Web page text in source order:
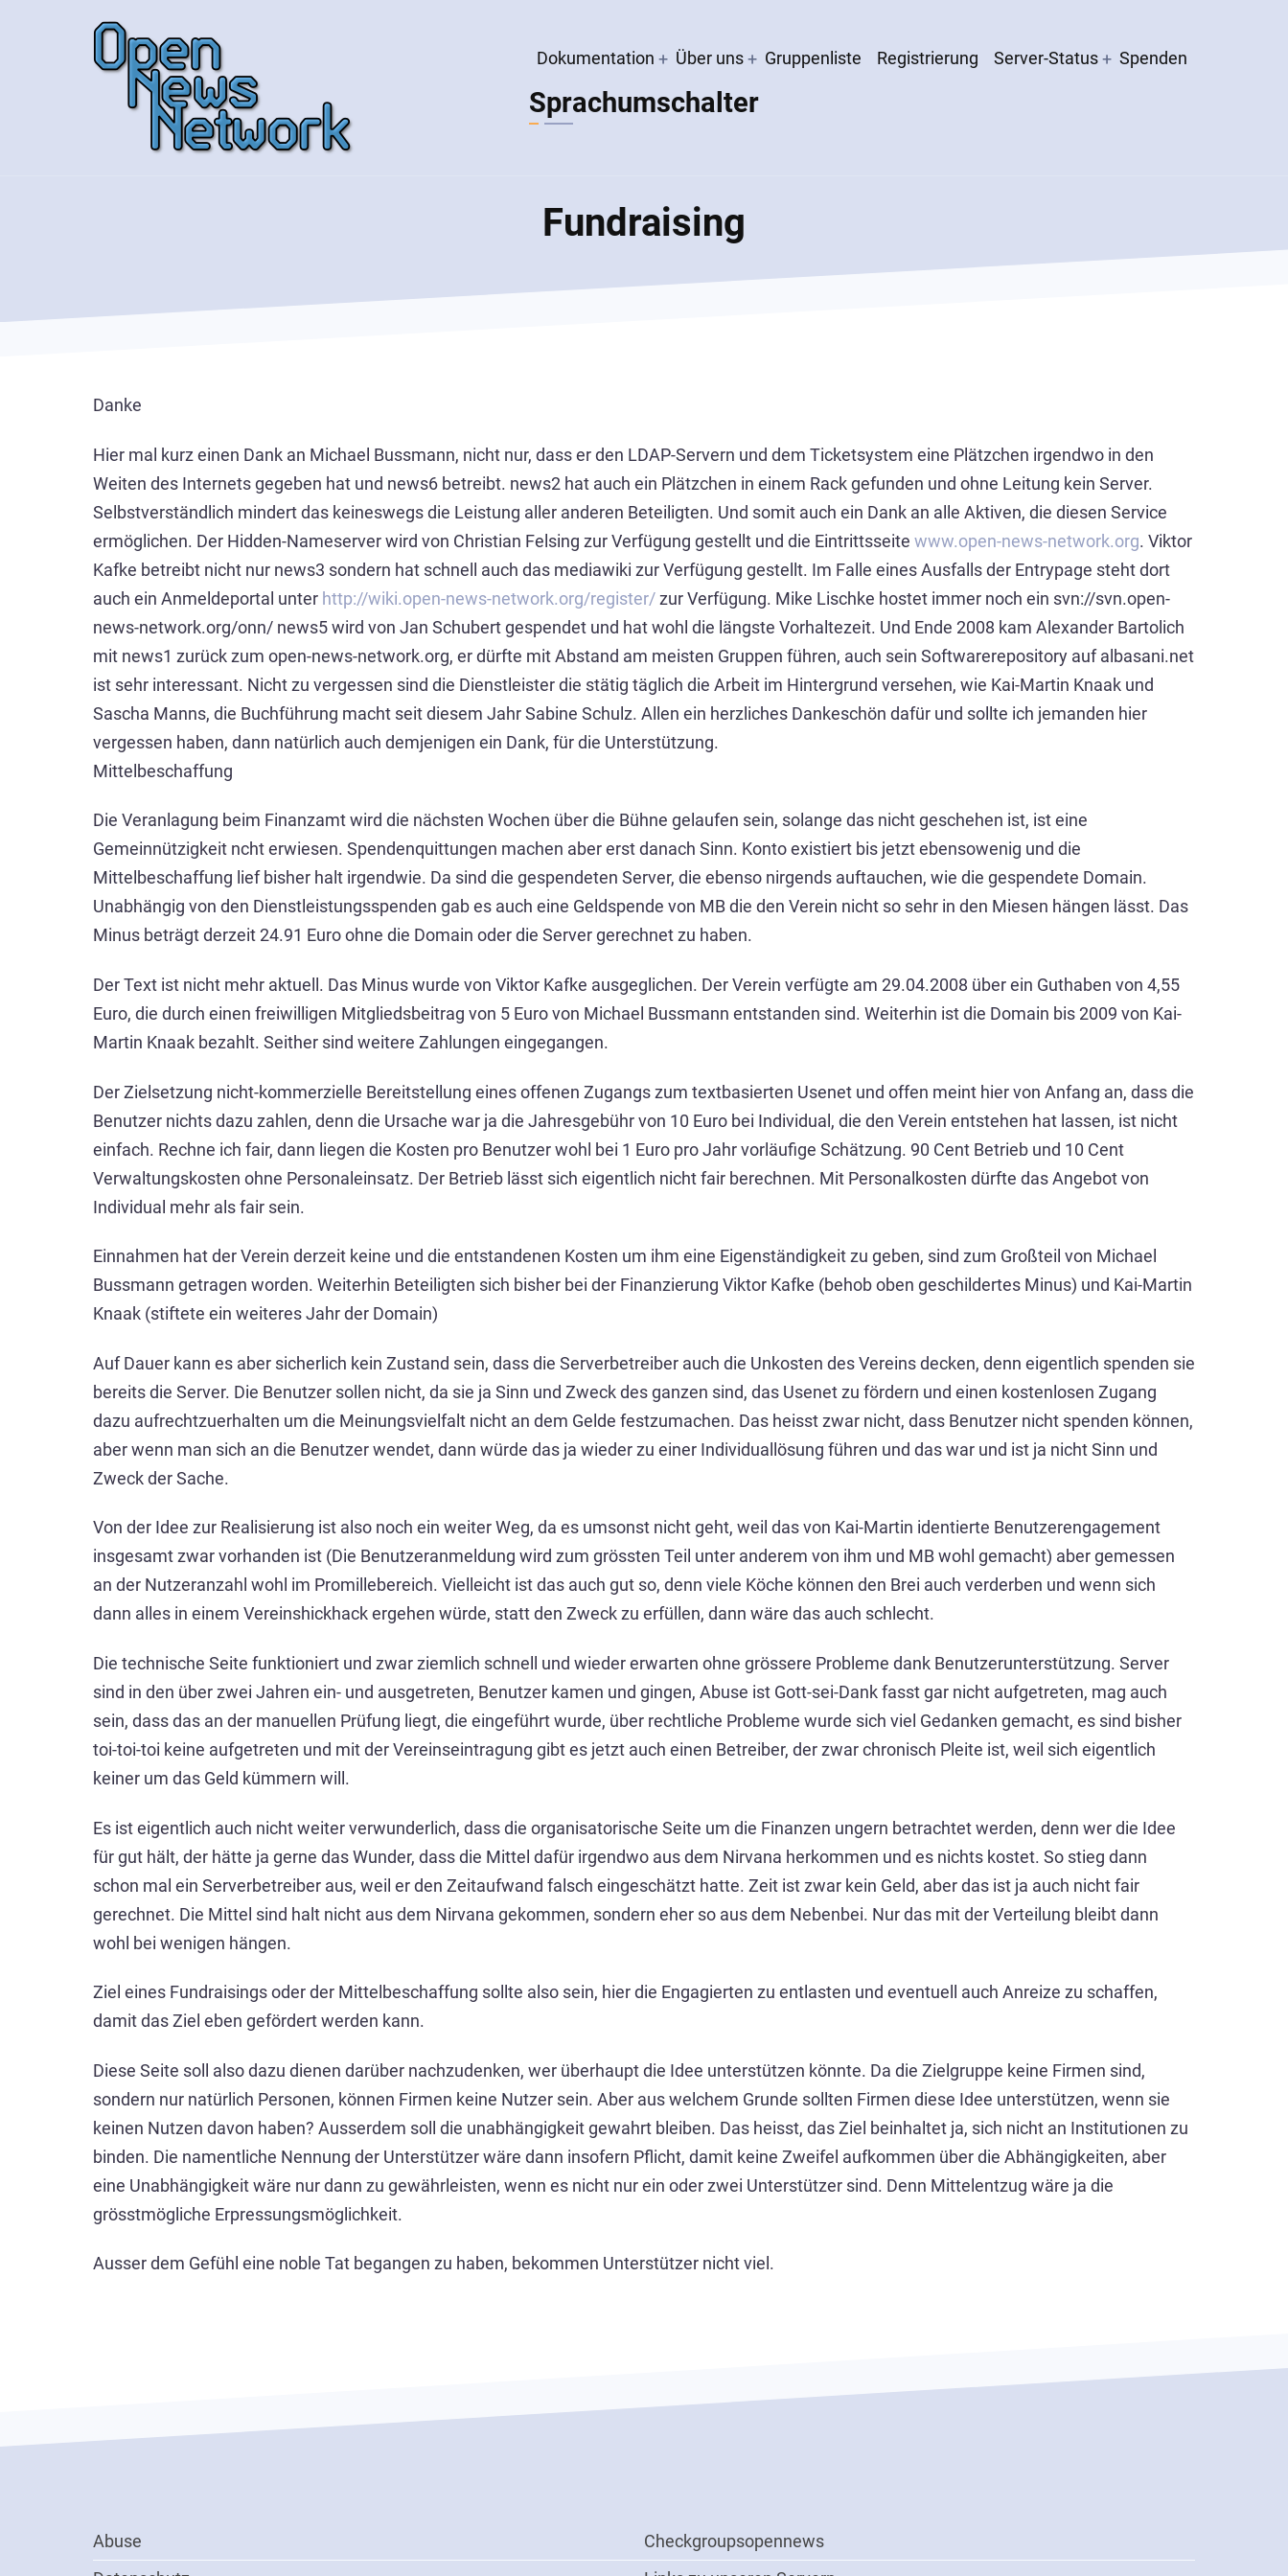
Hauptnavigation
Dokumentation Über uns Gruppenliste Registrierung Server-Status Spenden
Sprachumschalter
Fundraising
Danke
Hier mal kurz einen Dank an Michael Bussmann, nicht nur, dass er den LDAP-Servern und dem Ticketsystem eine Plätzchen irgendwo in den
Weiten des Internets gegeben hat und news6 betreibt. news2 hat auch ein Plätzchen in einem Rack gefunden und ohne Leitung kein Server.
Selbstverständlich mindert das keineswegs die Leistung aller anderen Beteiligten. Und somit auch ein Dank an alle Aktiven, die diesen Service
ermöglichen. Der Hidden-Nameserver wird von Christian Felsing zur Verfügung gestellt und die Eintrittsseite www.open-news-network.org. Viktor
Kafke betreibt nicht nur news3 sondern hat schnell auch das mediawiki zur Verfügung gestellt. Im Falle eines Ausfalls der Entrypage steht dort
auch ein Anmeldeportal unter http://wiki.open-news-network.org/register/zur Verfügung. Mike Lischke hostet immer noch ein svn://svn.open-
news-network.org/onn/ news5 wird von Jan Schubert gespendet und hat wohl die längste Vorhaltezeit. Und Ende 2008 kam Alexander Bartolich
mit news1 zurück zum open-news-network.org, er dürfte mit Abstand am meisten Gruppen führen, auch sein Softwarerepository auf albasani.net
ist sehr interessant. Nicht zu vergessen sind die Dienstleister die stätig täglich die Arbeit im Hintergrund versehen, wie Kai-Martin Knaak und
Sascha Manns, die Buchführung macht seit diesem Jahr Sabine Schulz. Allen ein herzliches Dankeschön dafür und sollte ich jemanden hier
vergessen haben, dann natürlich auch demjenigen ein Dank, für die Unterstützung.
Mittelbeschaffung
Die Veranlagung beim Finanzamt wird die nächsten Wochen über die Bühne gelaufen sein, solange das nicht geschehen ist, ist eine
Gemeinnützigkeit ncht erwiesen. Spendenquittungen machen aber erst danach Sinn. Konto existiert bis jetzt ebensowenig und die
Mittelbeschaffung lief bisher halt irgendwie. Da sind die gespendeten Server, die ebenso nirgends auftauchen, wie die gespendete Domain.
Unabhängig von den Dienstleistungsspenden gab es auch eine Geldspende von MB die den Verein nicht so sehr in den Miesen hängen lässt. Das
Minus beträgt derzeit 24.91 Euro ohne die Domain oder die Server gerechnet zu haben.
Der Text ist nicht mehr aktuell. Das Minus wurde von Viktor Kafke ausgeglichen. Der Verein verfügte am 29.04.2008 über ein Guthaben von 4,55
Euro, die durch einen freiwilligen Mitgliedsbeitrag von 5 Euro von Michael Bussmann entstanden sind. Weiterhin ist die Domain bis 2009 von Kai-
Martin Knaak bezahlt. Seither sind weitere Zahlungen eingegangen.
Der Zielsetzung nicht-kommerzielle Bereitstellung eines offenen Zugangs zum textbasierten Usenet und offen meint hier von Anfang an, dass die
Benutzer nichts dazu zahlen, denn die Ursache war ja die Jahresgebühr von 10 Euro bei Individual, die den Verein entstehen hat lassen, ist nicht
einfach. Rechne ich fair, dann liegen die Kosten pro Benutzer wohl bei 1 Euro pro Jahr vorläufige Schätzung. 90 Cent Betrieb und 10 Cent
Verwaltungskosten ohne Personaleinsatz. Der Betrieb lässt sich eigentlich nicht fair berechnen. Mit Personalkosten dürfte das Angebot von
Individual mehr als fair sein.
Einnahmen hat der Verein derzeit keine und die entstandenen Kosten um ihm eine Eigenständigkeit zu geben, sind zum Großteil von Michael
Bussmann getragen worden. Weiterhin Beteiligten sich bisher bei der Finanzierung Viktor Kafke (behob oben geschildertes Minus) und Kai-Martin
Knaak (stiftete ein weiteres Jahr der Domain)
Auf Dauer kann es aber sicherlich kein Zustand sein, dass die Serverbetreiber auch die Unkosten des Vereins decken, denn eigentlich spenden sie
bereits die Server. Die Benutzer sollen nicht, da sie ja Sinn und Zweck des ganzen sind, das Usenet zu fördern und einen kostenlosen Zugang
dazu aufrechtzuerhalten um die Meinungsvielfalt nicht an dem Gelde festzumachen. Das heisst zwar nicht, dass Benutzer nicht spenden können,
aber wenn man sich an die Benutzer wendet, dann würde das ja wieder zu einer Individuallösung führen und das war und ist ja nicht Sinn und
Zweck der Sache.
Von der Idee zur Realisierung ist also noch ein weiter Weg, da es umsonst nicht geht, weil das von Kai-Martin identierte Benutzerengagement
insgesamt zwar vorhanden ist (Die Benutzeranmeldung wird zum grössten Teil unter anderem von ihm und MB wohl gemacht) aber gemessen
an der Nutzeranzahl wohl im Promillebereich. Vielleicht ist das auch gut so, denn viele Köche können den Brei auch verderben und wenn sich
dann alles in einem Vereinshickhack ergehen würde, statt den Zweck zu erfüllen, dann wäre das auch schlecht.
Die technische Seite funktioniert und zwar ziemlich schnell und wieder erwarten ohne grössere Probleme dank Benutzerunterstützung. Server
sind in den über zwei Jahren ein- und ausgetreten, Benutzer kamen und gingen, Abuse ist Gott-sei-Dank fasst gar nicht aufgetreten, mag auch
sein, dass das an der manuellen Prüfung liegt, die eingeführt wurde, über rechtliche Probleme wurde sich viel Gedanken gemacht, es sind bisher
toi-toi-toi keine aufgetreten und mit der Vereinseintragung gibt es jetzt auch einen Betreiber, der zwar chronisch Pleite ist, weil sich eigentlich
keiner um das Geld kümmern will.
Es ist eigentlich auch nicht weiter verwunderlich, dass die organisatorische Seite um die Finanzen ungern betrachtet werden, denn wer die Idee
für gut hält, der hätte ja gerne das Wunder, dass die Mittel dafür irgendwo aus dem Nirvana herkommen und es nichts kostet. So stieg dann
schon mal ein Serverbetreiber aus, weil er den Zeitaufwand falsch eingeschätzt hatte. Zeit ist zwar kein Geld, aber das ist ja auch nicht fair
gerechnet. Die Mittel sind halt nicht aus dem Nirvana gekommen, sondern eher so aus dem Nebenbei. Nur das mit der Verteilung bleibt dann
wohl bei wenigen hängen.
Ziel eines Fundraisings oder der Mittelbeschaffung sollte also sein, hier die Engagierten zu entlasten und eventuell auch Anreize zu schaffen,
damit das Ziel eben gefördert werden kann.
Diese Seite soll also dazu dienen darüber nachzudenken, wer überhaupt die Idee unterstützen könnte. Da die Zielgruppe keine Firmen sind,
sondern nur natürlich Personen, können Firmen keine Nutzer sein. Aber aus welchem Grunde sollten Firmen diese Idee unterstützen, wenn sie
keinen Nutzen davon haben? Ausserdem soll die unabhängigkeit gewahrt bleiben. Das heisst, das Ziel beinhaltet ja, sich nicht an Institutionen zu
binden. Die namentliche Nennung der Unterstützer wäre dann insofern Pflicht, damit keine Zweifel aufkommen über die Abhängigkeiten, aber
eine Unabhängigkeit wäre nur dann zu gewährleisten, wenn es nicht nur ein oder zwei Unterstützer sind. Denn Mittelentzug wäre ja die
grösstmögliche Erpressungsmöglichkeit.
Ausser dem Gefühl eine noble Tat begangen zu haben, bekommen Unterstützer nicht viel.
Footer
Abuse
ONN
Checkgroupsopennews